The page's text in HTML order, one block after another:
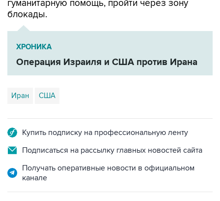
ХРОНИКА
Операция Израиля и США против Ирана
Иран США
Подписаться на рассылку главных новостей сайта
Получать оперативные новости в официальном
канале